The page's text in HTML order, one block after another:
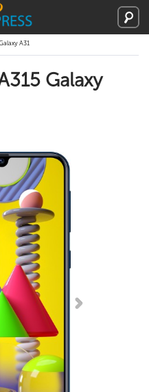
A31
Galaxy